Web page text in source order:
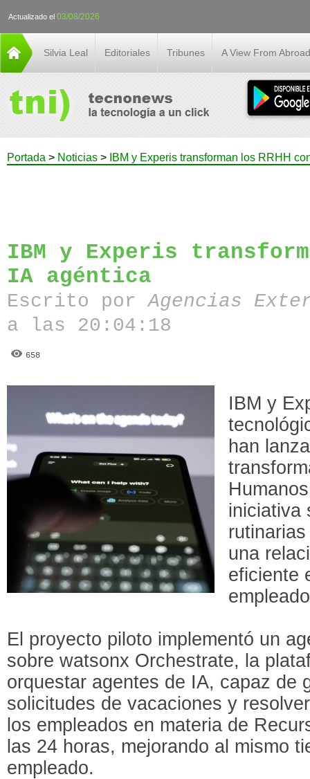
Actualizado el 03/08/2026
Silvia Leal Editoriales Tribunes A View From Abroad
Portada > Noticias > IBM y Experis transforman los RRHH
IBM y Experis
IA agéntica
Escrito porAgencias
a las 20:04:18
658
IBM y
han
iniciativa
una
eficiente
El proyecto piloto implementó un
sobre watsonx Orchestrate, la
orquestar agentes de IA, capaz de
solicitudes de vacaciones y
los empleados en materia de
las 24 horas, mejorando al mismo
empleado.